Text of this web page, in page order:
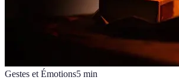
Gestes et Émotions5 min